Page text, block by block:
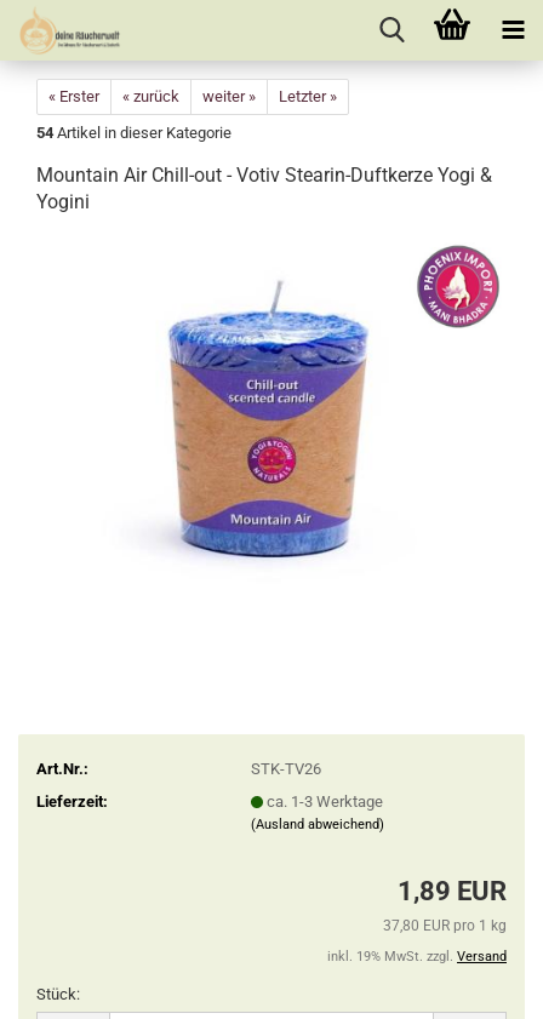
« Erster « zurück weiter »
Letzter »
54 Artikel in dieser Kategorie
Mountain Air Chill-out - Votiv Stearin-Duftkerze Yogi &
Yogini
Art.Nr.:
STK-TV26
Lieferzeit:
ca. 1-3 Werktage
(Ausland abweichend)
1,89 EUR
37,80 EUR pro 1 kg
inkl. 19% MwSt. zzgl. Versand
Stück: